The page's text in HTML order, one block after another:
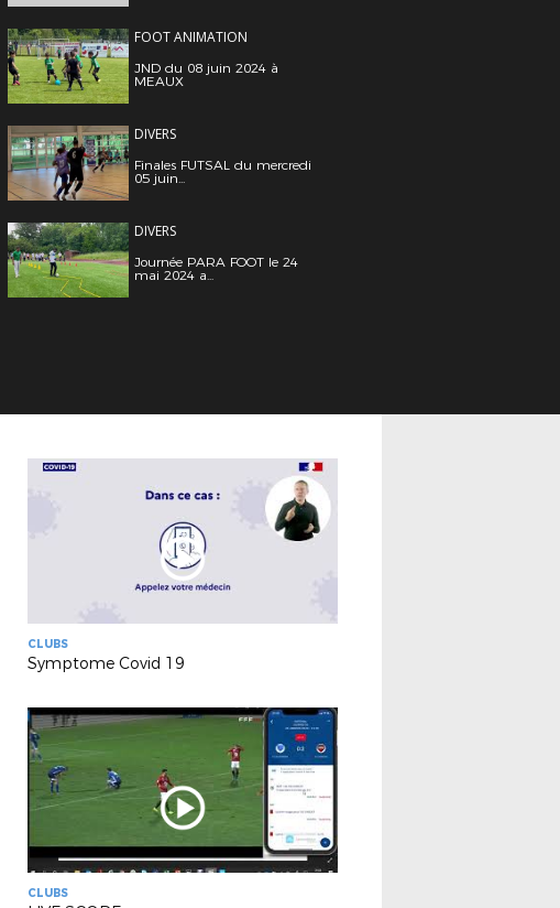
FOOT ANIMATION
JND du 08 juin 2024 à
MEAUX
DIVERS
Finales FUTSAL du mercredi
05 juin...
DIVERS
Journée PARA FOOT le 24
mai 2024 a...
CLUBS
Symptome Covid 19
CLUBS